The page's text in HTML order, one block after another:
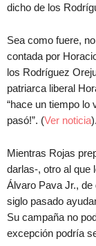
dicho de los
Sea como fuere,
contada por
los Rodríguez
patriarca liberal
“hace un tiempo lo
pasó!”. (Ver noticia).
Mientras Rojas
darlas-, otro al que
Álvaro Pava Jr., de
siglo pasado
Su campaña no
excepción podría